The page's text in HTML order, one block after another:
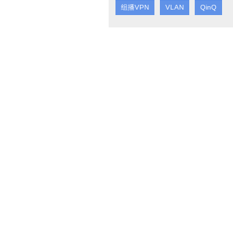
组播VPN VLAN QinQ